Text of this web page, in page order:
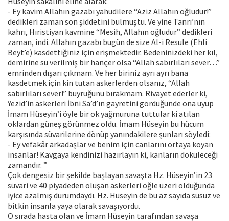
- Ey kavim Allahın gazabı yahudilere “Aziz Allahın oğludur!”
dedikleri zaman son şiddetini bulmuştu. Ve yine Tanrı’nın
kahrı, Hıristiyan kavmine “Mesih, Allahın oğludur” dedikleri
zaman, indi. Allahın gazabı bugün de size Al-i Resule (Ehli
Beyt’e) kasdettiğiniz için erişmektedir. Bedeninizdeki her kıl,
demirine su verilmiş bir hançer olsa “Allah sabırlıları sever…”
emrinden dışarı çıkmam. Ve her biriniz ayrı ayrı bana
kasdetmek için kin tutan askerlerden olsanız, “Allah
sabırlıları sever!” buyruğunu bırakmam. Rivayet ederler ki,
Yezid’in askerleri İbni Sa’d’ın gayretini gördüğünde ona uyup
İmam Hüseyin’i öyle bir ok yağmuruna tuttular ki atılan
oklardan güneş görünmez oldu. İmam Hüseyin bu hücum
karşısında süvarilerine dönüp yanındakilere şunları söyledi:
- Ey vefakâr arkadaşlar ve benim için canlarını ortaya koyan
insanlar! Kavgaya kendinizi hazırlayın ki, kanların döküleceği
zamandır. ”
Çok dengesiz bir şekilde başlayan savaşta Hz. Hüseyin’in 23
süvari ve 40 piyadeden oluşan askerleri öğle üzeri olduğunda
iyice azalmış durumdaydı. Hz. Hüseyin de bu az sayıda susuz ve
bitkin insanla yaya olarak savaşıyordu.
O sırada hasta olan ve İmam Hüseyin tarafından savaşa